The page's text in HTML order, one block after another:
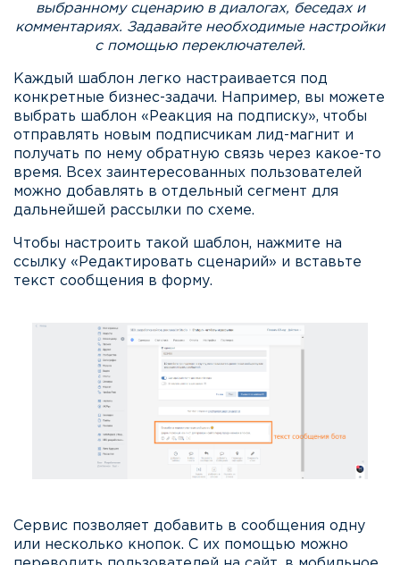
выбранному сценарию в диалогах, беседах и
комментариях. Задавайте необходимые настройки
с помощью переключателей.
Каждый шаблон легко настраивается под
конкретные бизнес-задачи. Например, вы можете
выбрать шаблон «Реакция на подписку», чтобы
отправлять новым подписчикам лид-магнит и
получать по нему обратную связь через какое-то
время. Всех заинтересованных пользователей
можно добавлять в отдельный сегмент для
дальнейшей рассылки по схеме.
Чтобы настроить такой шаблон, нажмите на
ссылку «Редактировать сценарий» и вставьте
текст сообщения в форму.
Сервис позволяет добавить в сообщения одну
или несколько кнопок. С их помощью можно